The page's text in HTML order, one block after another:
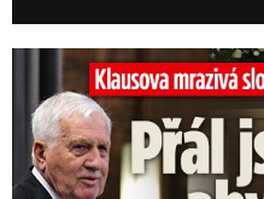
Klausova mrazivá slova na